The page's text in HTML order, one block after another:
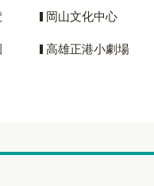
岡山文化中心
高雄正港小劇場